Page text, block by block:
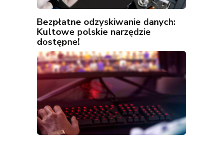
Bezpłatne odzyskiwanie danych:
Kultowe polskie narzędzie
dostępne!